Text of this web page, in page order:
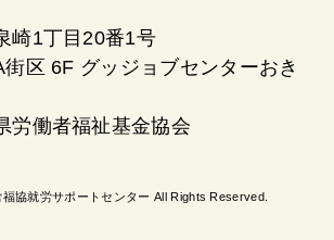
崎1丁目20番1号
区 6F グッジョブセンターおき
労働者福祉基金協会
協就労サポートセンター All Rights Reserved.